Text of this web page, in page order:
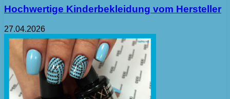
Hochwertige Kinderbekleidung vom Hersteller
27.04.2026